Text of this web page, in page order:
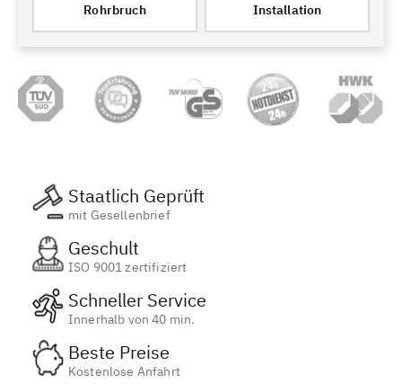
Rohrbruch Installation
Staatlich Geprüft
mit Gesellenbrief
Geschult
ISO 9001 zertifiziert
Schneller Service
Innerhalb von 40 min.
Beste Preise
Kostenlose Anfahrt